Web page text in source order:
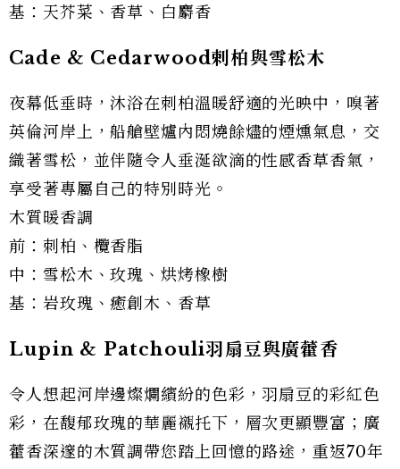
基：天芥菜、香草、白麝香
Cade & Cedarwood剌柏與雪松木
夜幕低垂時，沐浴在刺柏溫暖舒適的光映中，嗅著
英倫河岸上，船艙壁爐內悶燒餘燼的煙燻氣息，交
織著雪松，並伴隨令人垂涎欲滴的性感香草香氣，
享受著專屬自己的特別時光。
木質暖香調
前： 刺柏 、欖香脂
中：雪松木、玫瑰、烘烤橡樹
基：岩玫瑰、癒創木、香草
Lupin & Patchouli羽扇豆與廣藿香
令人想起河岸邊燦爛繽紛的色彩，羽扇豆的彩紅色
彩，在馥郁玫瑰的華麗襯托下，層次更顯豐富；廣
藿香深邃的木質調帶您踏上回憶的路途，重返70年